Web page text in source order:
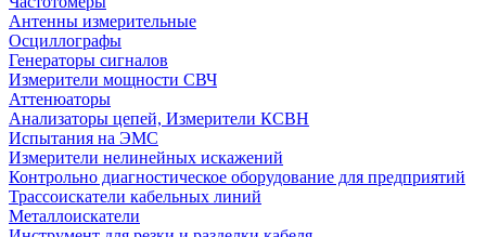
Антенны измерительные
Осциллографы
Генераторы сигналов
Измерители мощности СВЧ
Аттенюаторы
Анализаторы цепей, Измерители КСВН
Испытания на ЭМС
Измерители нелинейных искажений
Контрольно диагностическое оборудование для предприятий
Трассоискатели кабельных линий
Металлоискатели